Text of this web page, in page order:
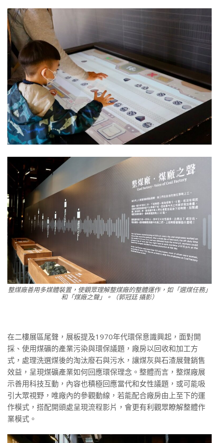
整煤廠善用多媒體裝置，使觀眾理解整煤廠的整體運作，如「選煤任務」
和「煤廠之聲」。（郭冠廷 攝影）
在二樓展區尾聲，展板提及1970年代環保意識興起，面對開
採、使用煤礦的產業污染與環保議題，廠房以回收和加工方
式，處理洗選煤後的淘汰廢石與污水，讓煤灰與石渣展聲銷售
效益，呈現煤礦產業如何回應環保理念。整體而言，整煤廠展
示善用科技互動，內容也積極回應當代和女性議題，或可能吸
引大眾視野，唯廠內的參觀動線，若能配合廠房由上至下的運
作模式，搭配開頭處呈現流程影片，會更有利觀眾瞭解整體作
業模式。